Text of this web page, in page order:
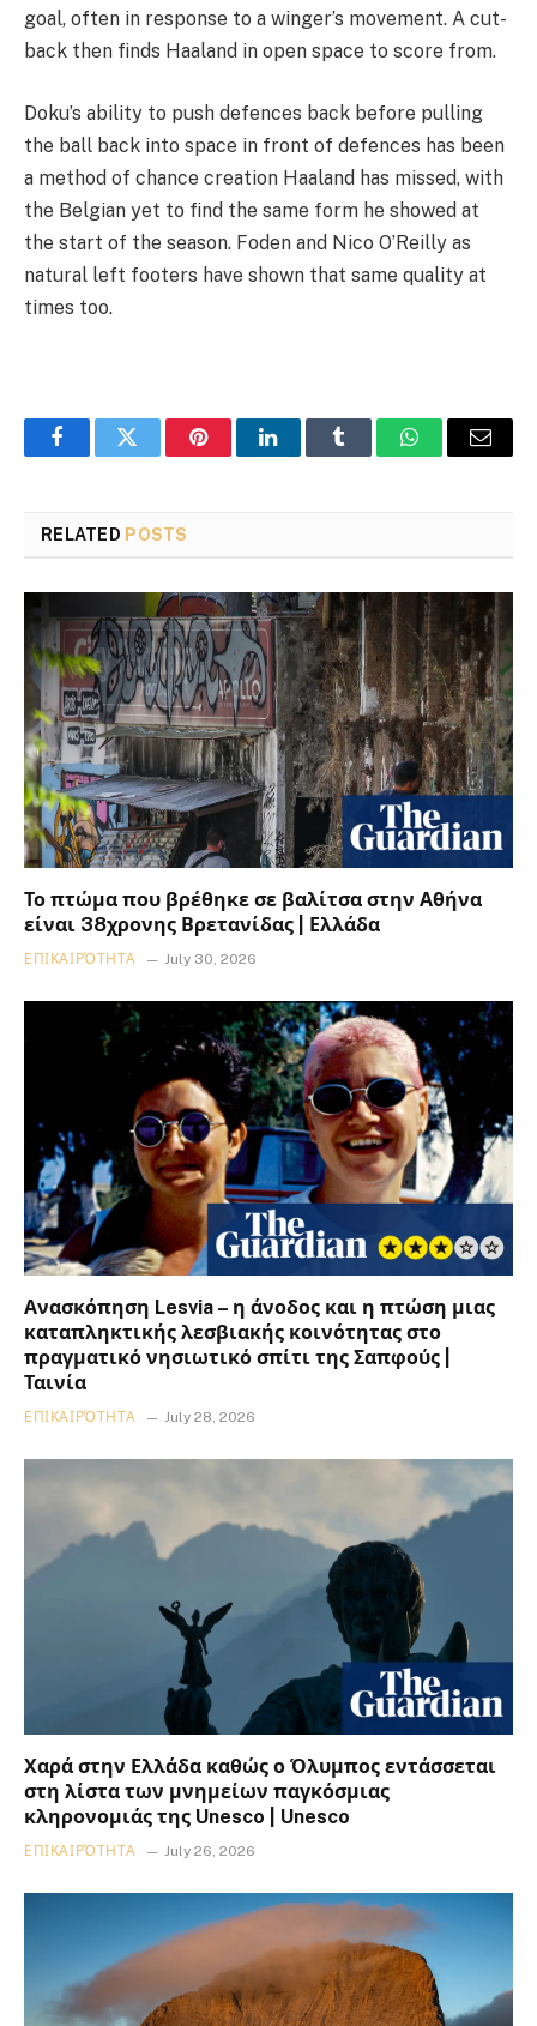
goal, often in response to a winger’s movement. A cut-
back then finds Haaland in open space to score from.
Doku’s ability to push defences back before pulling
the ball back into space in front of defences has been
a method of chance creation Haaland has missed, with
the Belgian yet to find the same form he showed at
the start of the season. Foden and Nico O’Reilly as
natural left footers have shown that same quality at
times too.
FacebookTwitter PinterestLinkedInTumblr WhatsAppEmail
RELATED POSTS
Το πτώμα που βρέθηκε σε βαλίτσα στην Αθήνα
είναι 38χρονης Βρετανίδας | Ελλάδα
ΕΠΙΚΑΙΡΌΤΗΤΑ July 30, 2026
Ανασκόπηση Lesvia – η άνοδος και η πτώση μιας
καταπληκτικής λεσβιακής κοινότητας στο
πραγματικό νησιωτικό σπίτι της Σαπφούς |
Ταινία
ΕΠΙΚΑΙΡΌΤΗΤΑ July 28, 2026
Χαρά στην Ελλάδα καθώς ο Όλυμπος εντάσσεται
στη λίστα των μνημείων παγκόσμιας
κληρονομιάς της Unesco | Unesco
ΕΠΙΚΑΙΡΌΤΗΤΑ July 26, 2026